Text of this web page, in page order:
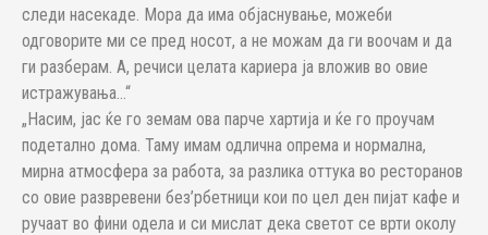
следи насекаде. Мора да има објаснување, можеби
одговорите ми се пред носот, а не можам да ги воочам и да
ги разберам. А, речиси целата кариера ја вложив во овие
истражувања…“
„Насим, јас ќе го земам ова парче хартија и ќе го проучам
подетално дома. Таму имам одлична опрема и нормална,
мирна атмосфера за работа, за разлика оттука во ресторанов
со овие развревени без’рбетници кои по цел ден пијат кафе и
ручаат во фини одела и си мислат дека светот се врти околу